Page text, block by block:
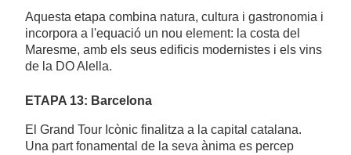
Aquesta etapa combina natura, cultura i gastronomia i
incorpora a l'equació un nou element: la costa del
Maresme, amb els seus edificis modernistes i els vins
de la DO Alella.
ETAPA 13: Barcelona
El Grand Tour Icònic finalitza a la capital catalana.
Una part fonamental de la seva ànima es percep